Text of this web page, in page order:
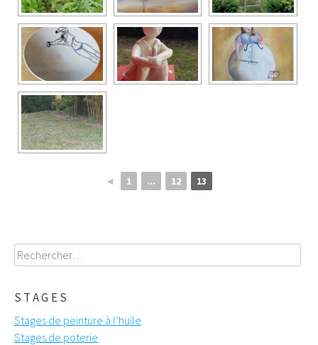
◄ 1 ... 12 13
Rechercher :
STAGES
Stages de peinture à l’huile
Stages de poterie